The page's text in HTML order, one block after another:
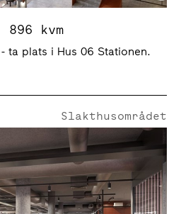
Rökerigatan 7, 896 kvm
ta plats i Hus 06 Stationen.
Slakthusområdet